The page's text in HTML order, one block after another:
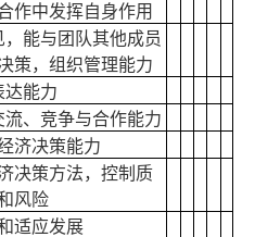
作中发挥自身作用
能与团队其他成员
策，组织管理能力
达能力
、竞争与合作能力
济决策能力
决策方法，控制质
风险
适应发展